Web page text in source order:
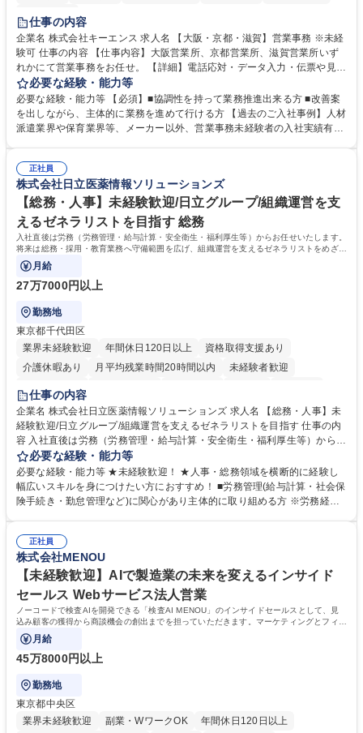
土日祝休み
仕事の内容
企業名 株式会社キーエンス 求人名 【大阪・京都・滋賀】営業事務 ※未経
験可 仕事の内容 【仕事内容】大阪営業所、京都営業所、滋賀営業所いず
れかにて営業事務をお任せ。 【詳細】電話応対・データ入力・伝票や見積
の作成・カタログ送付・来客対応・営業所内で発生する事務業務や業務改
善をお任せ。 【教育制度】ご入社後、育成担当とペアになりながらOJTに
て業務を覚えていただくことが可能です。業務システムがきちんと構築さ
れているため、スムーズに仕事に慣れることができる環境です。また、
募集職種 【大阪・京都・滋賀】営業事務 ※未経験可
必要な経験・能力等
必要な経験・能力等 【必須】■協調性を持って業務推進出来る方 ■改善案
を出しながら、主体的に業務を進めて行ける方 【過去のご入社事例】人材
派遣業界や保育業界等、メーカー以外、営業事務未経験者の入社実績有
えて、お客様や社員の状況に合わせ、能動的なサポート、改善の動きも期
待され。組織を支えるスペシャリストとして、チームに貢献し、結果的に
社員から頼られる存在になることができます。平均19:30の退勤以降の業
務の持ち帰りも禁止されており、メリハリのある働き方となります。 学
歴・資格 学歴：大学院 大学 高専 短大 語学力： 資格：
正社員
株式会社日立医薬情報ソリューションズ
【総務・人事】未経験歓迎/日立グループ/組織運営を支
えるゼネラリストを目指す 総務
入社直後は労務（労務管理・給与計算・安全衛生・福利厚生等）からお任せいたします。
将来は総務・採用・教育業務へ守備範囲を広げ、組織運営を支えるゼネラリストをめざせ
ます。
月給
27万7000円以上
勤務地
東京都千代田区
業界未経験歓迎
年間休日120日以上
資格取得支援あり
介護休暇あり
月平均残業時間20時間以内
未経験者歓迎
住宅手当あり
育休あり
完全週休2日制 交通費支給 土日祝休み 寮・社宅あり
仕事の内容
企業名 株式会社日立医薬情報ソリューションズ 求人名 【総務・人事】未
経験歓迎/日立グループ/組織運営を支えるゼネラリストを目指す 仕事の内
容 入社直後は労務（労務管理・給与計算・安全衛生・福利厚生等）からお
任せいたします。将来は総務・採用・教育業務へ守備範囲を広げ、組織運
営を支えるゼネラリストをめざせます。 ・初期業務：労働時間管理、給与
計算、社会保険対応、福利厚生管理、安全衛生、健康経営推進等をお任せ
します。ご経験に応じて、休職者管理など、幅広く経験を積んでいただき
幅広く経験を積みたい意欲がある方に最適な環境です。 募集職種 【総
務・人事】未経験歓迎/日立グループ/組織運営を支えるゼネラリストを目
指す
必要な経験・能力等
必要な経験・能力等 ★未経験歓迎！ ★人事・総務領域を横断的に経験し
幅広いスキルを身につけたい方におすすめ！ ■労務管理(給与計算・社会保
険手続き・勤怠管理など)に関心があり主体的に取り組める方 ※労務経験
のご経験 ■労務管理（給与計算・社会保険手続き・勤怠管理など）の経験
■衛生管理者の資格をお持ちの方 学歴・資格 学歴：大学院 大学 高専 短大
専修学校 高校 語学力： 資格：
正社員
株式会社MENOU
【未経験歓迎】AIで製造業の未来を変えるインサイド
セールス Webサービス法人営業
ノーコードで検査AIを開発できる「検査AI MENOU」のインサイドセールスとして、見
込み顧客の獲得から商談機会の創出までを担っていただきます。マーケティングとフィー
ルドセールスをつなぐ役割として、
月給
45万8000円以上
勤務地
東京都中央区
業界未経験歓迎
副業・WワークOK 年間休日120日以上